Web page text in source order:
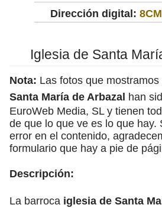
Dirección digital:
Iglesia de Santa
Nota: Las fotos que mostramos
Santa María de Arbazal han
EuroWeb Media, SL y tienen
de que lo que ve es lo que hay.
error en el contenido,
formulario que hay a pie de
Descripción:
La barroca iglesia de Santa